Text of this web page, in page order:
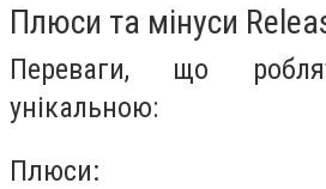
Плюси та мінуси
Переваги, що
унікальною:
Плюси: